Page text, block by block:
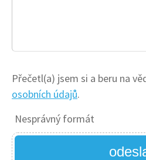
Přečetl(a) jsem si a beru na
osobních údajů.
Nesprávný formát